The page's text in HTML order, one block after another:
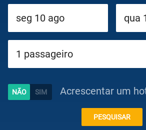
Cruzeiros
Circuitos
Caraíbas
Acrescentar um
PESQUISAR